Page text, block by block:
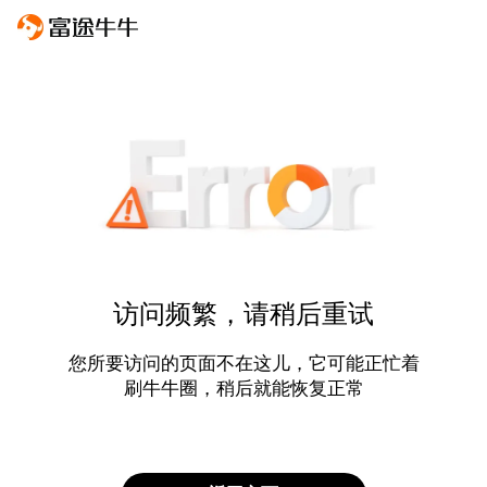
访问频繁，请稍后重试
您所要访问的页面不在这儿，它可能正忙着
刷牛牛圈，稍后就能恢复正常